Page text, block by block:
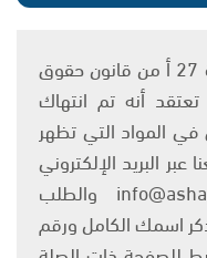
يتم الاستخدام المواد وفقًا للمادة 27 أ من قانون حقوق
وإن كنت تعتقد أنه تم انتهاك
المواد التي تظهر
البريد الإلكتروني
على العنوان التالي: info@ashams.com والطلب
اسمك الكامل ورقم